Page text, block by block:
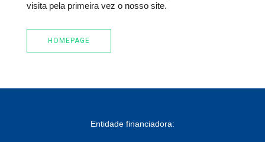
visita pela primeira vez o nosso site.
HOMEPAGE
Entidade financiadora: